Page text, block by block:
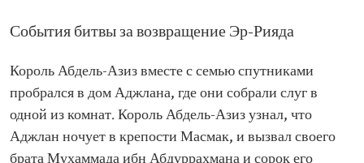
События битвы за возвращение Эр-Рияда
Король Абдель-Азиз вместе с семью спутниками
пробрался в дом Аджлана, где они собрали слуг в
одной из комнат. Король Абдель-Азиз узнал, что
Аджлан ночует в крепости Масмак, и вызвал своего
брата Мухаммада ибн Абдуррахмана и сорок его